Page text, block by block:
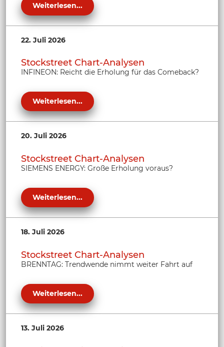
Weiterlesen...
22. Juli 2026
Stockstreet Chart-Analysen
INFINEON: Reicht die Erholung für das Comeback?
Weiterlesen...
20. Juli 2026
Stockstreet Chart-Analysen
SIEMENS ENERGY: Große Erholung voraus?
Weiterlesen...
18. Juli 2026
Stockstreet Chart-Analysen
BRENNTAG: Trendwende nimmt weiter Fahrt auf
Weiterlesen...
13. Juli 2026